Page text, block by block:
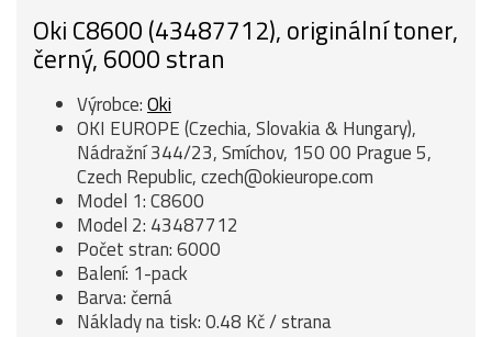
Oki C8600 (43487712), originální toner,
černý, 6000 stran
Výrobce:Oki
OKI EUROPE (Czechia, Slovakia & Hungary),
Nádražní 344/23, Smíchov, 150 00 Prague 5,
Czech Republic, czech@okieurope.com
Model 1: C8600
Model 2: 43487712
Počet stran: 6000
Balení: 1-pack
Barva: černá
Náklady na tisk: 0.48 Kč / strana